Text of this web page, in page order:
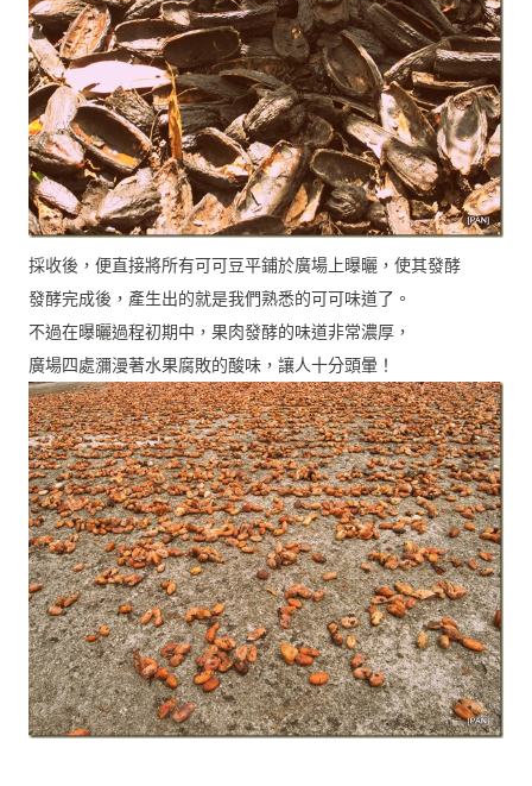
採收後，便直接將所有可可豆平鋪於廣場上曝曬，使其發酵
發酵完成後，產生出的就是我們熟悉的可可味道了。
不過在曝曬過程初期中，果肉發酵的味道非常濃厚，
廣場四處瀰漫著水果腐敗的酸味，讓人十分頭暈！